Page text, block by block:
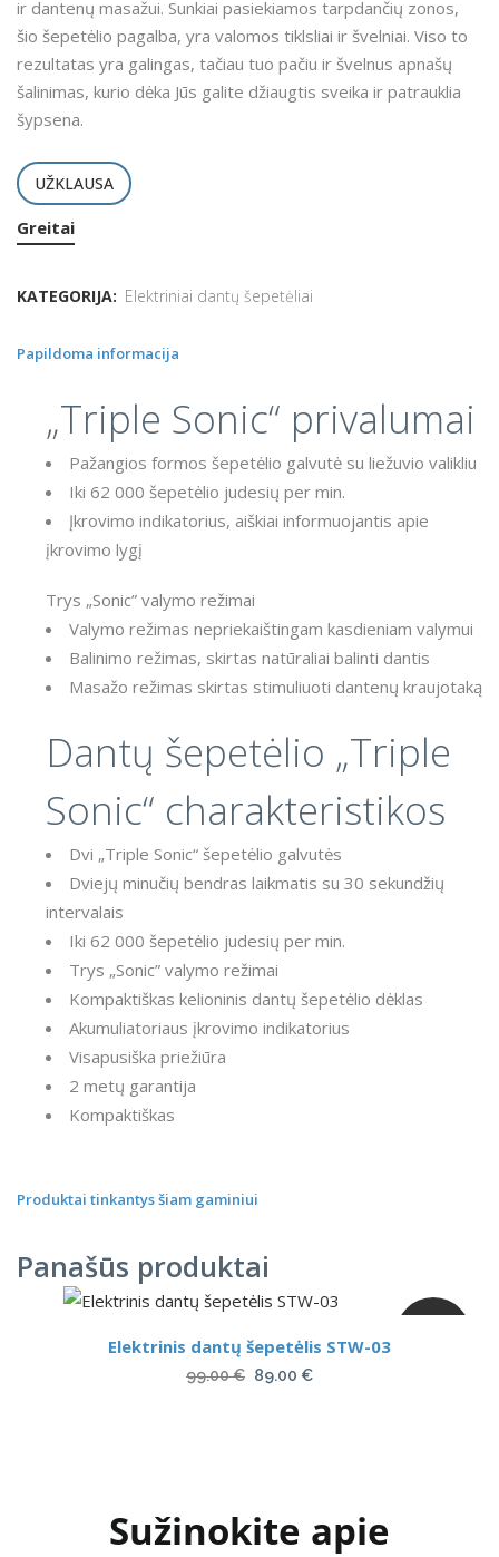
ir dantenų masažui. Sunkiai pasiekiamos tarpdančių zonos,
šio šepetėlio pagalba, yra valomos tiklsliai ir švelniai. Viso to
rezultatas yra galingas, tačiau tuo pačiu ir švelnus apnašų
šalinimas, kurio dėka Jūs galite džiaugtis sveika ir patrauklia
šypsena.
UŽKLAUSA
Greitai
KATEGORIJA: Elektriniai dantų šepetėliai
Papildoma informacija
„Triple Sonic“ privalumai
Pažangios formos šepetėlio galvutė su liežuvio valikliu
Iki 62 000 šepetėlio judesių per min.
Įkrovimo indikatorius, aiškiai informuojantis apie
įkrovimo lygį
Trys „Sonic” valymo režimai
Valymo režimas nepriekaištingam kasdieniam valymui
Balinimo režimas, skirtas natūraliai balinti dantis
Masažo režimas skirtas stimuliuoti dantenų kraujotaką
Dantų šepetėlio „Triple
Sonic“ charakteristikos
Dvi „Triple Sonic“ šepetėlio galvutės
Dviejų minučių bendras laikmatis su 30 sekundžių
intervalais
Iki 62 000 šepetėlio judesių per min.
Trys „Sonic” valymo režimai
Kompaktiškas kelioninis dantų šepetėlio dėklas
Akumuliatoriaus įkrovimo indikatorius
Visapusiška priežiūra
2 metų garantija
Kompaktiškas
Produktai tinkantys šiam gaminiui
Panašūs produktai
Elektrinis dantų šepetėlis STW-03
99.00€ Original
89.00 €Current
Sužinokite apie